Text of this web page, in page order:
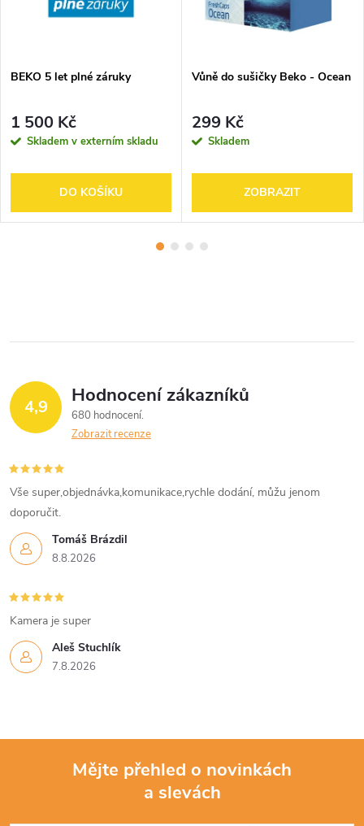
BEKO 5 let plné záruky
1 500 Kč
Skladem v externím skladu
DO KOŠÍKU
Vůně do sušičky Beko - Ocean
299 Kč
Skladem
ZOBRAZIT
4,9 Hodnocení zákazníků
680 hodnocení
Zobrazit recenze
Tomáš Brázdil
8.8.2026
Vše super,objednávka,komunikace,rychle dodání, můžu jenom
doporučit.
Aleš Stuchlík
7.8.2026
Kamera je super
Mějte přehled o novinkách
a slevách